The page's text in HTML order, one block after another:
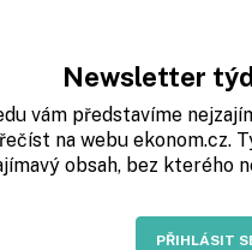
Newsletter
vám představíme
na webu ekonom.cz.
obsah, bez kterého
PŘIHLÁSIT